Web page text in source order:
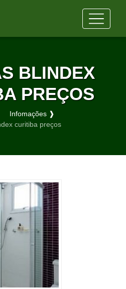
BLINDEX
PREÇOS
Infomações ❱
curitiba preços